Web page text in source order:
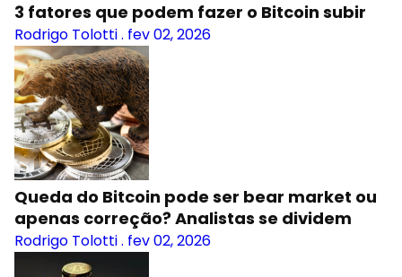
3 fatores que podem fazer o Bitcoin subir
Rodrigo Tolotti. fev 02, 2026
Queda do Bitcoin pode ser bear market ou
apenas correção? Analistas se dividem
Rodrigo Tolotti. fev 02, 2026